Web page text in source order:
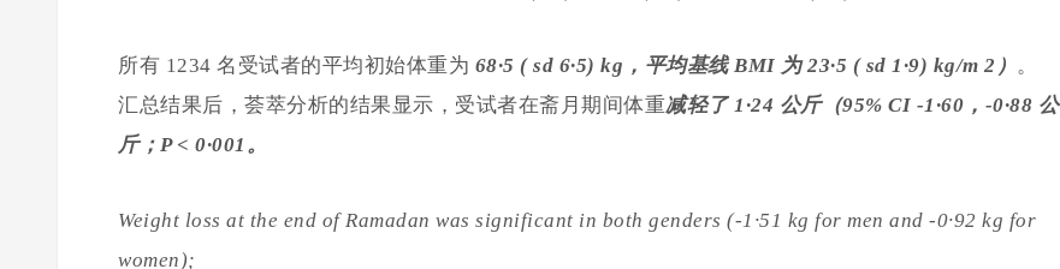
所有 1234 名受试者的平均初始体重为 68·5 ( sd 6·5) kg，平均基线 BMI 为 23·5 ( sd 1·9) kg/m 2） 。
汇总结果后，荟萃分析的结果显示，受试者在斋月期间体重减轻了 1·24 公斤（95% CI -1·60，-0·88 公
斤；P < 0·001。
Weight loss at the end of Ramadan was significant in both genders (-1·51 kg for men and -0·92 kg for
women);